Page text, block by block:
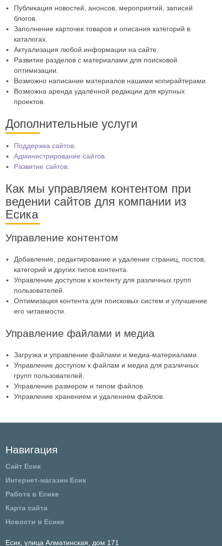
Публикация новостей, анонсов, мероприятий, записей
блогов.
Заполнение карточек товаров и описания категорий в
каталогах.
Актуализация любой информации на сайте.
Развитие разделов с материалами для поисковой
оптимизации.
Возможно написание материалов нашими копирайтерами.
Возможна аренда удалённой редакции для крупных
проектов.
Дополнительные услуги
Поддержка сайтов.
Администрирование сайтов.
Развитие сайтов.
Как мы управляем контентом при
ведении сайтов для компании из
Есика
Управление контентом
Добавление, редактирование и удаление страниц, постов,
категорий и других типов контента.
Управление доступом к контенту для различных групп
пользователей.
Оптимизация контента для поисковых систем и улучшение
его читаемости.
Управление файлами и медиа
Загрузка и управление файлами и медиа-материалами.
Управление доступом к файлам и медиа для различных
групп пользователей.
Управление размером и типом файлов.
Управление хранением и удалением файлов.
Навигация
Сайт Есик
Интернет-магазин Есик
Работа в Есике
Карта сайта
Новости в Есике
Есик, улица Алматинская, дом 171